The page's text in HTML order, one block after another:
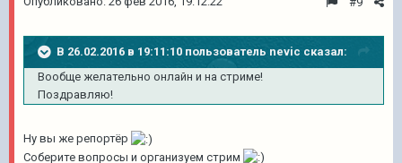
В 26.02.2016 в 19:11:10 пользователь nevic сказал:
Вообще желательно онлайн и на стриме!
Поздравляю!
Ну вы же репортёр
Соберите вопросы и организуем стрим